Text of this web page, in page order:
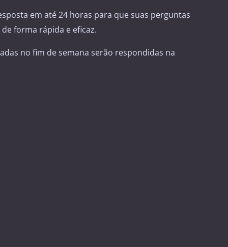
em até 24 horas para que suas perguntas
forma rápida e eficaz.
no fim de semana serão respondidas na